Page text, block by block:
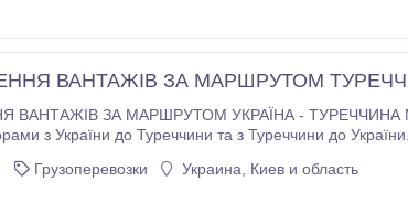
ВАНТАЖІВ ЗА МАРШРУТОМ
ЗА МАРШРУТОМ УКРАЇНА - ТУРЕЧЧИНА Ми надаємо послуги перевезення вантажів тентами і
з України до Туреччини та з Туреччини до
ваших вантажів.
Грузоперевозки Украина, Киев и область